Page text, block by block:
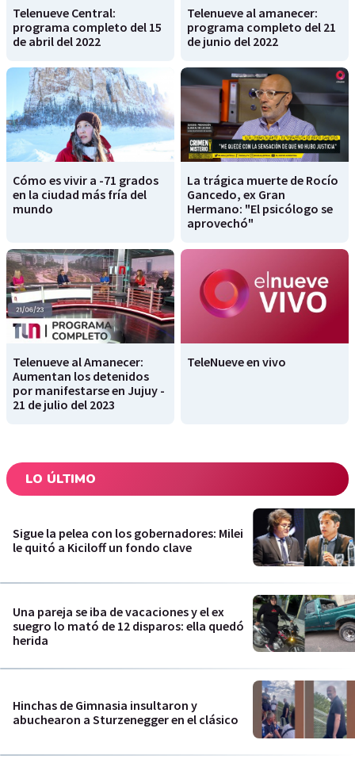
Telenueve Central:
programa completo del 15
de abril del 2022
Telenueve al amanecer:
programa completo del 21
de junio del 2022
Cómo es vivir a -71 grados
en la ciudad más fría del
mundo
La trágica muerte de Rocío
Gancedo, ex Gran
Hermano: "El psicólogo se
aprovechó"
Telenueve al Amanecer:
Aumentan los detenidos
por manifestarse en Jujuy -
21 de julio del 2023
TeleNueve en vivo
LO ÚLTIMO
Sigue la pelea con los gobernadores: Milei
le quitó a Kiciloff un fondo clave
Una pareja se iba de vacaciones y el ex
suegro lo mató de 12 disparos: ella quedó
herida
Hinchas de Gimnasia insultaron y
abuchearon a Sturzenegger en el clásico